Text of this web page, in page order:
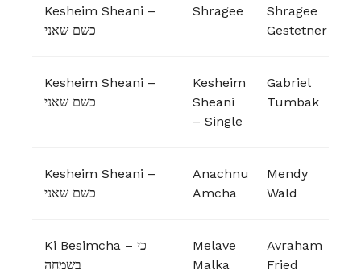
Kesheim Sheani –
כשם שאני
Shragee
Shragee
Gestetner
Kesheim Sheani –
כשם שאני
Kesheim
Sheani
– Single
Gabriel
Tumbak
Kesheim Sheani –
כשם שאני
Anachnu
Amcha
Mendy
Wald
Ki Besimcha – כי
בשמחה
Melave
Malka
Avraham
Fried